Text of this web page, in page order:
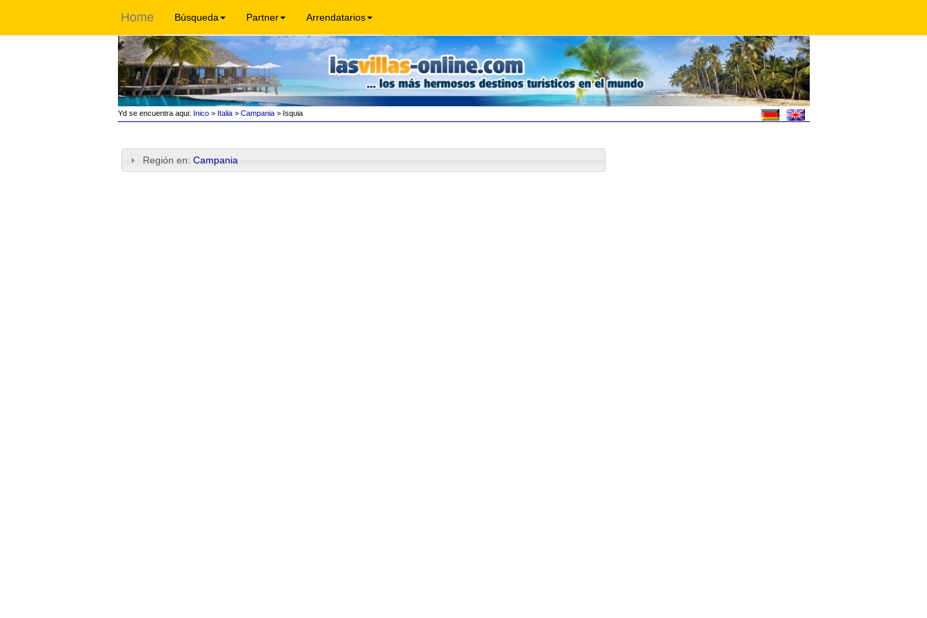
Home Búsqueda Partner Arrendatarios
Yd se encuentra aqui: Inico> Italia> Campania> Isquia
Región en:Campania